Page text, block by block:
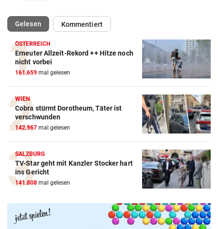
Gelesen(ausgewählt)Kommentiert
ÖSTERREICH
Erneuter Allzeit-Rekord ++ Hitze noch
nicht vorbei
161.659 mal gelesen
WIEN
Cobra stürmt Dorotheum, Täter ist
verschwunden
142.967 mal gelesen
SALZBURG
TV-Star geht mit Kanzler Stocker hart
ins Gericht
141.808 mal gelesen
Amazon-Kindle Vergleich
ZUM VERGLEICH
Apple-iPad Vergleich
ZUM VERGLEICH